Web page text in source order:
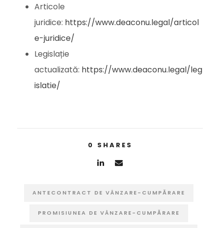
Articole
juridice: https://www.deaconu.legal/articol
e-juridice/
Legislație
actualizată: https://www.deaconu.legal/leg
islatie/
0 SHARES
ANTECONTRACT DE VÂNZARE-CUMPĂRARE
PROMISIUNEA DE VÂNZARE-CUMPĂRARE